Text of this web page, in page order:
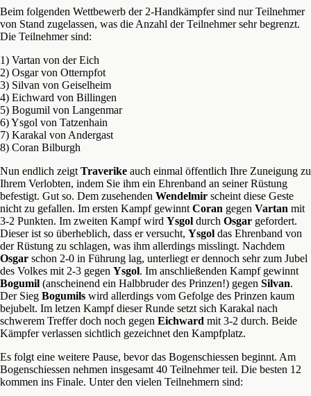
Beim folgenden Wettbewerb der 2-Handkämpfer sind nur Teilnehmer
von Stand zugelassen, was die Anzahl der Teilnehmer sehr begrenzt.
Die Teilnehmer sind:
1) Vartan von der Eich
2) Osgar von Otternpfot
3) Silvan von Geiselheim
4) Eichward von Billingen
5) Bogumil von Langenmar
6) Ysgol von Tatzenhain
7) Karakal von Andergast
8) Coran Bilburgh
Nun endlich zeigt Traverike auch einmal öffentlich Ihre Zuneigung zu
Ihrem Verlobten, indem Sie ihm ein Ehrenband an seiner Rüstung
befestigt. Gut so. Dem zusehenden Wendelmir scheint diese Geste
nicht zu gefallen. Im ersten Kampf gewinnt Coran gegen Vartan mit
3-2 Punkten. Im zweiten Kampf wird Ysgol durch Osgar gefordert.
Dieser ist so überheblich, dass er versucht, Ysgol das Ehrenband von
der Rüstung zu schlagen, was ihm allerdings misslingt. Nachdem
Osgar schon 2-0 in Führung lag, unterliegt er dennoch sehr zum Jubel
des Volkes mit 2-3 gegen Ysgol. Im anschließenden Kampf gewinnt
Bogumil (anscheinend ein Halbbruder des Prinzen!) gegen Silvan.
Der Sieg Bogumils wird allerdings vom Gefolge des Prinzen kaum
bejubelt. Im letzen Kampf dieser Runde setzt sich Karakal nach
schwerem Treffer doch noch gegen Eichward mit 3-2 durch. Beide
Kämpfer verlassen sichtlich gezeichnet den Kampfplatz.
Es folgt eine weitere Pause, bevor das Bogenschiessen beginnt. Am
Bogenschiessen nehmen insgesamt 40 Teilnehmer teil. Die besten 12
kommen ins Finale. Unter den vielen Teilnehmern sind: